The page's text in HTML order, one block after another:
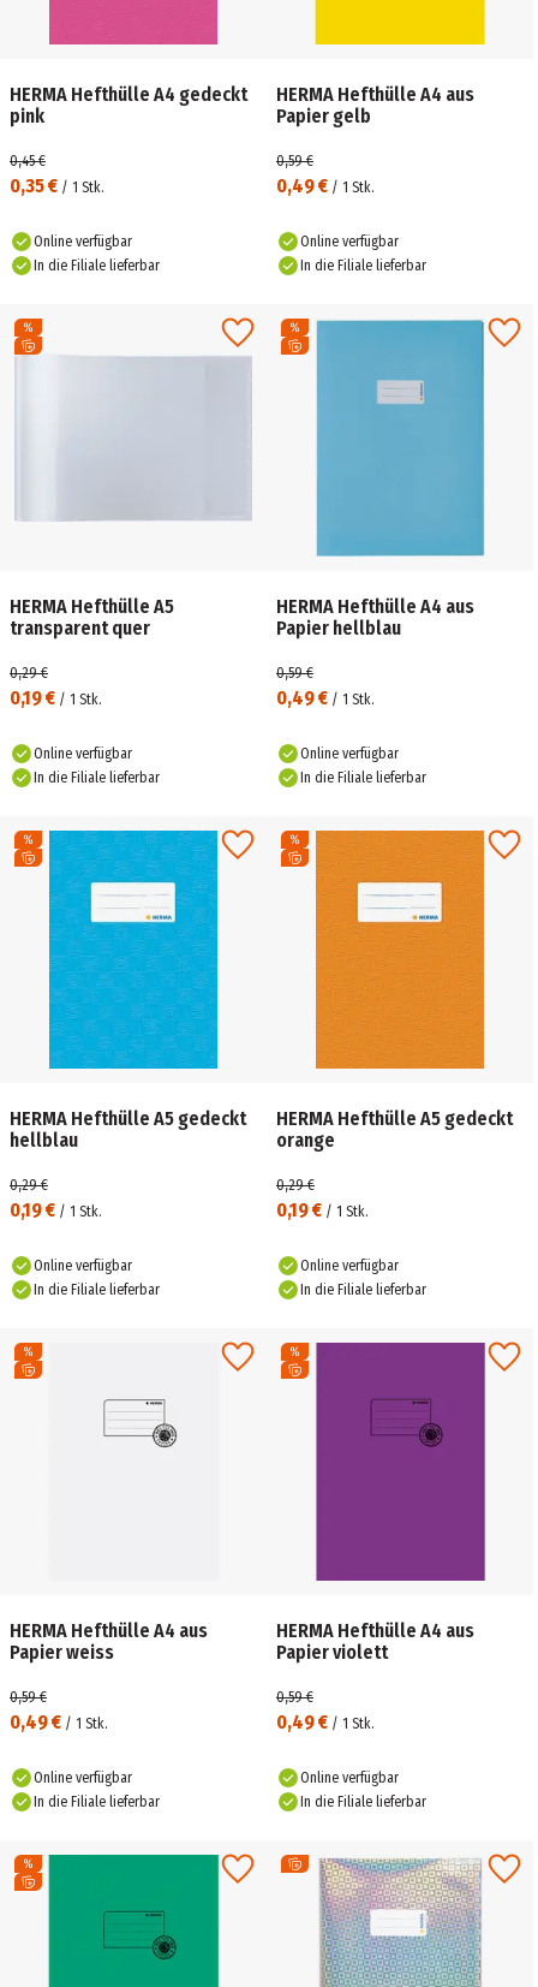
HERMA Hefthülle A4 gedeckt
pink
0,35 € / 1 Stk.
0,45 €
Online verfügbar
In die Filiale lieferbar
HERMA Hefthülle A4 aus
Papier gelb
0,49 € / 1 Stk.
0,59 €
Online verfügbar
In die Filiale lieferbar
HERMA Hefthülle A5
transparent quer
0,19 € / 1 Stk.
0,29 €
Online verfügbar
In die Filiale lieferbar
HERMA Hefthülle A4 aus
Papier hellblau
0,49 € / 1 Stk.
0,59 €
Online verfügbar
In die Filiale lieferbar
HERMA Hefthülle A5 gedeckt
hellblau
0,19 € / 1 Stk.
0,29 €
Online verfügbar
In die Filiale lieferbar
HERMA Hefthülle A5 gedeckt
orange
0,19 € / 1 Stk.
0,29 €
Online verfügbar
In die Filiale lieferbar
HERMA Hefthülle A4 aus
Papier weiss
0,49 € / 1 Stk.
0,59 €
Online verfügbar
In die Filiale lieferbar
HERMA Hefthülle A4 aus
Papier violett
0,49 € / 1 Stk.
0,59 €
Online verfügbar
In die Filiale lieferbar